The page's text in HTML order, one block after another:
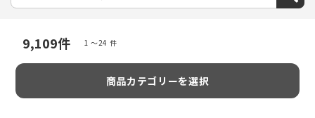
9,109件 1 〜24 件
商品カテゴリーを選択